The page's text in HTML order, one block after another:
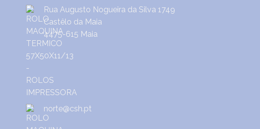
Rua Augusto Nogueira da Silva 1749
Castêlo da Maia
4475-615 Maia
norte@csh.pt